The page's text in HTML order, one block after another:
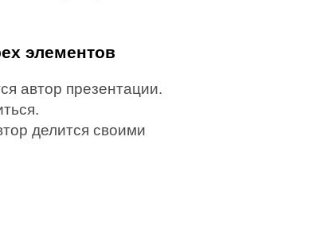
элементов
автор презентации.
делится своими